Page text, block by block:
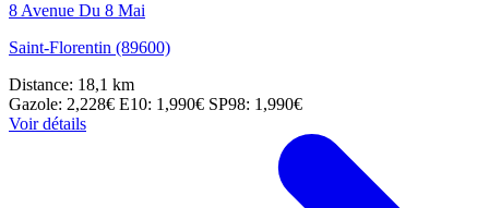
8 Avenue Du 8 Mai
Saint-Florentin (89600)
Distance: 18,1 km
Gazole: 2,228€ E10: 1,990€ SP98: 1,990€
Voir détails